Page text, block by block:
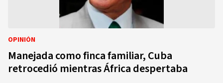
OPINIÓN
Manejada como finca familiar, Cuba
retrocedió mientras África despertaba